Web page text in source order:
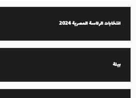
انتخابات الرئاسة المصرية 2024
بيئة